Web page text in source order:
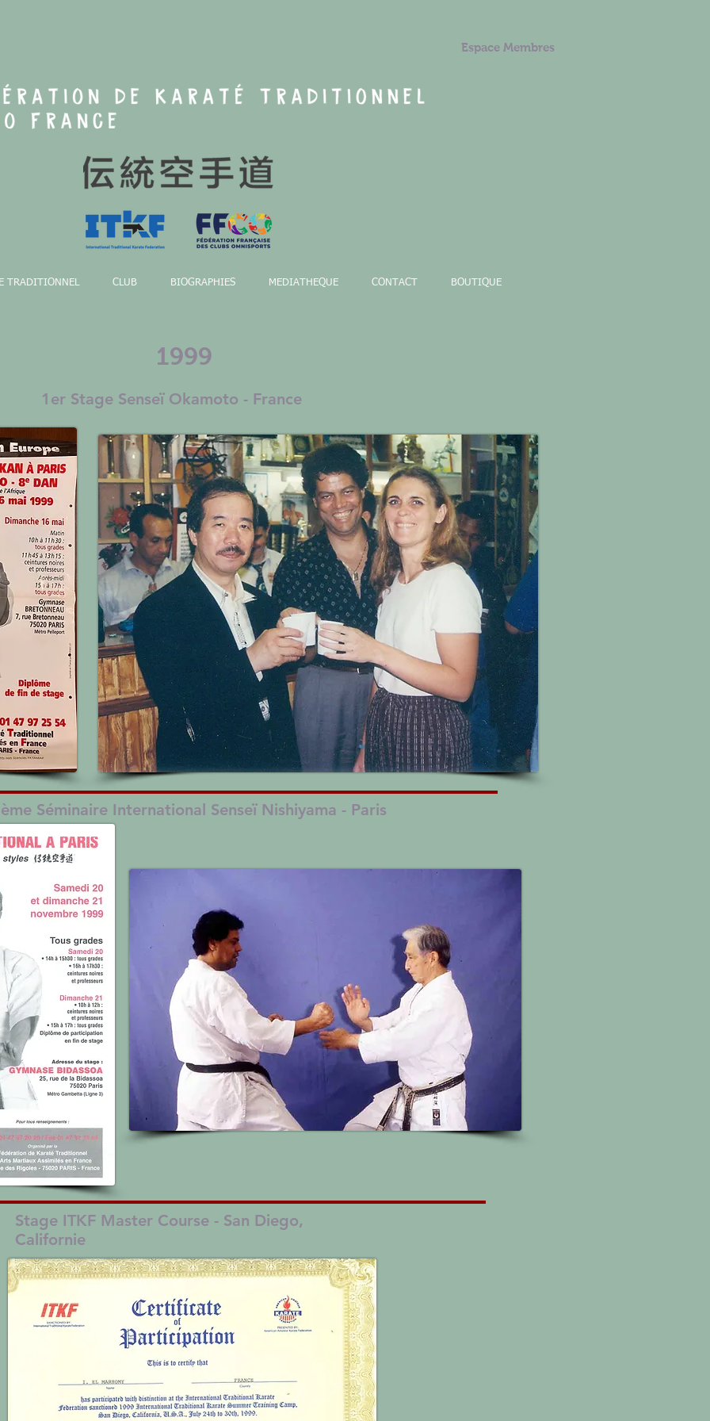
Espace Membres
TRADITIONNEL CLUB BIOGRAPHIES MEDIATHEQUE CONTACT BOUTIQUE
1999
1er Stage Senseï Okamoto - France
Séminaire International Senseï Nishiyama - Paris
Stage ITKF Master Course - San Diego,
Californie